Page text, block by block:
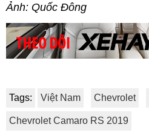
Ảnh: Quốc Đông
Tags: Việt Nam Chevrolet
Chevrolet Camaro RS 2019